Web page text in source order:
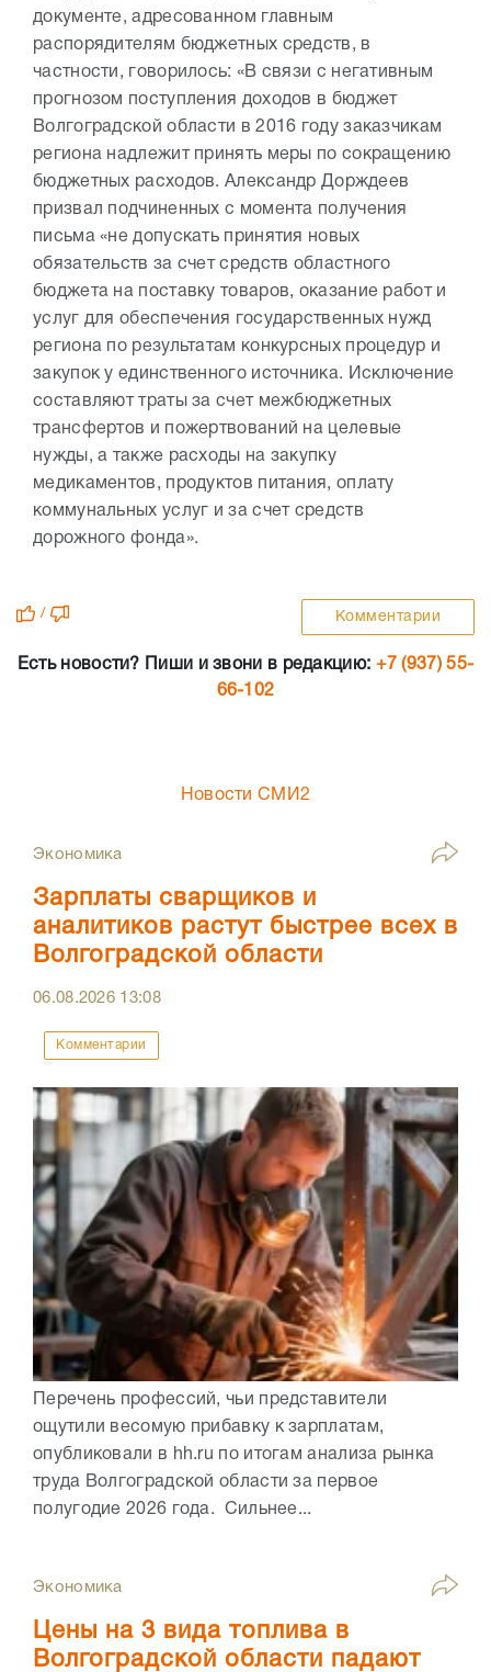
документе, адресованном главным
распорядителям бюджетных средств, в
частности, говорилось: «В связи с негативным
прогнозом поступления доходов в бюджет
Волгоградской области в 2016 году заказчикам
региона надлежит принять меры по сокращению
бюджетных расходов. Александр Дорждеев
призвал подчиненных с момента получения
письма «не допускать принятия новых
обязательств за счет средств областного
бюджета на поставку товаров, оказание работ и
услуг для обеспечения государственных нужд
региона по результатам конкурсных процедур и
закупок у единственного источника. Исключение
составляют траты за счет межбюджетных
трансфертов и пожертвований на целевые
нужды, а также расходы на закупку
медикаментов, продуктов питания, оплату
коммунальных услуг и за счет средств
дорожного фонда».
/ Комментарии
Есть новости? Пиши и звони в редакцию: +7 (937) 55-
66-102
Новости СМИ2
Экономика
Зарплаты сварщиков и
аналитиков растут быстрее всех в
Волгоградской области
06.08.2026 13:08
Комментарии
Перечень профессий, чьи представители
ощутили весомую прибавку к зарплатам,
опубликовали в hh.ru по итогам анализа рынка
труда Волгоградской области за первое
полугодие 2026 года. Сильнее...
Экономика
Цены на 3 вида топлива в
Волгоградской области падают